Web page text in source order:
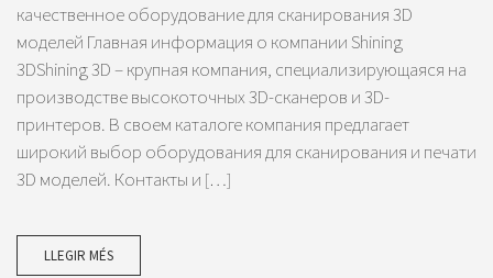
качественное оборудование для сканирования 3D
моделей Главная информация о компании Shining
3DShining 3D – крупная компания, специализирующаяся на
производстве высокоточных 3D-сканеров и 3D-
принтеров. В своем каталоге компания предлагает
широкий выбор оборудования для сканирования и печати
3D моделей. Контакты и […]
LLEGIR MÉS